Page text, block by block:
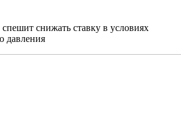
снижать ставку в условиях
давления